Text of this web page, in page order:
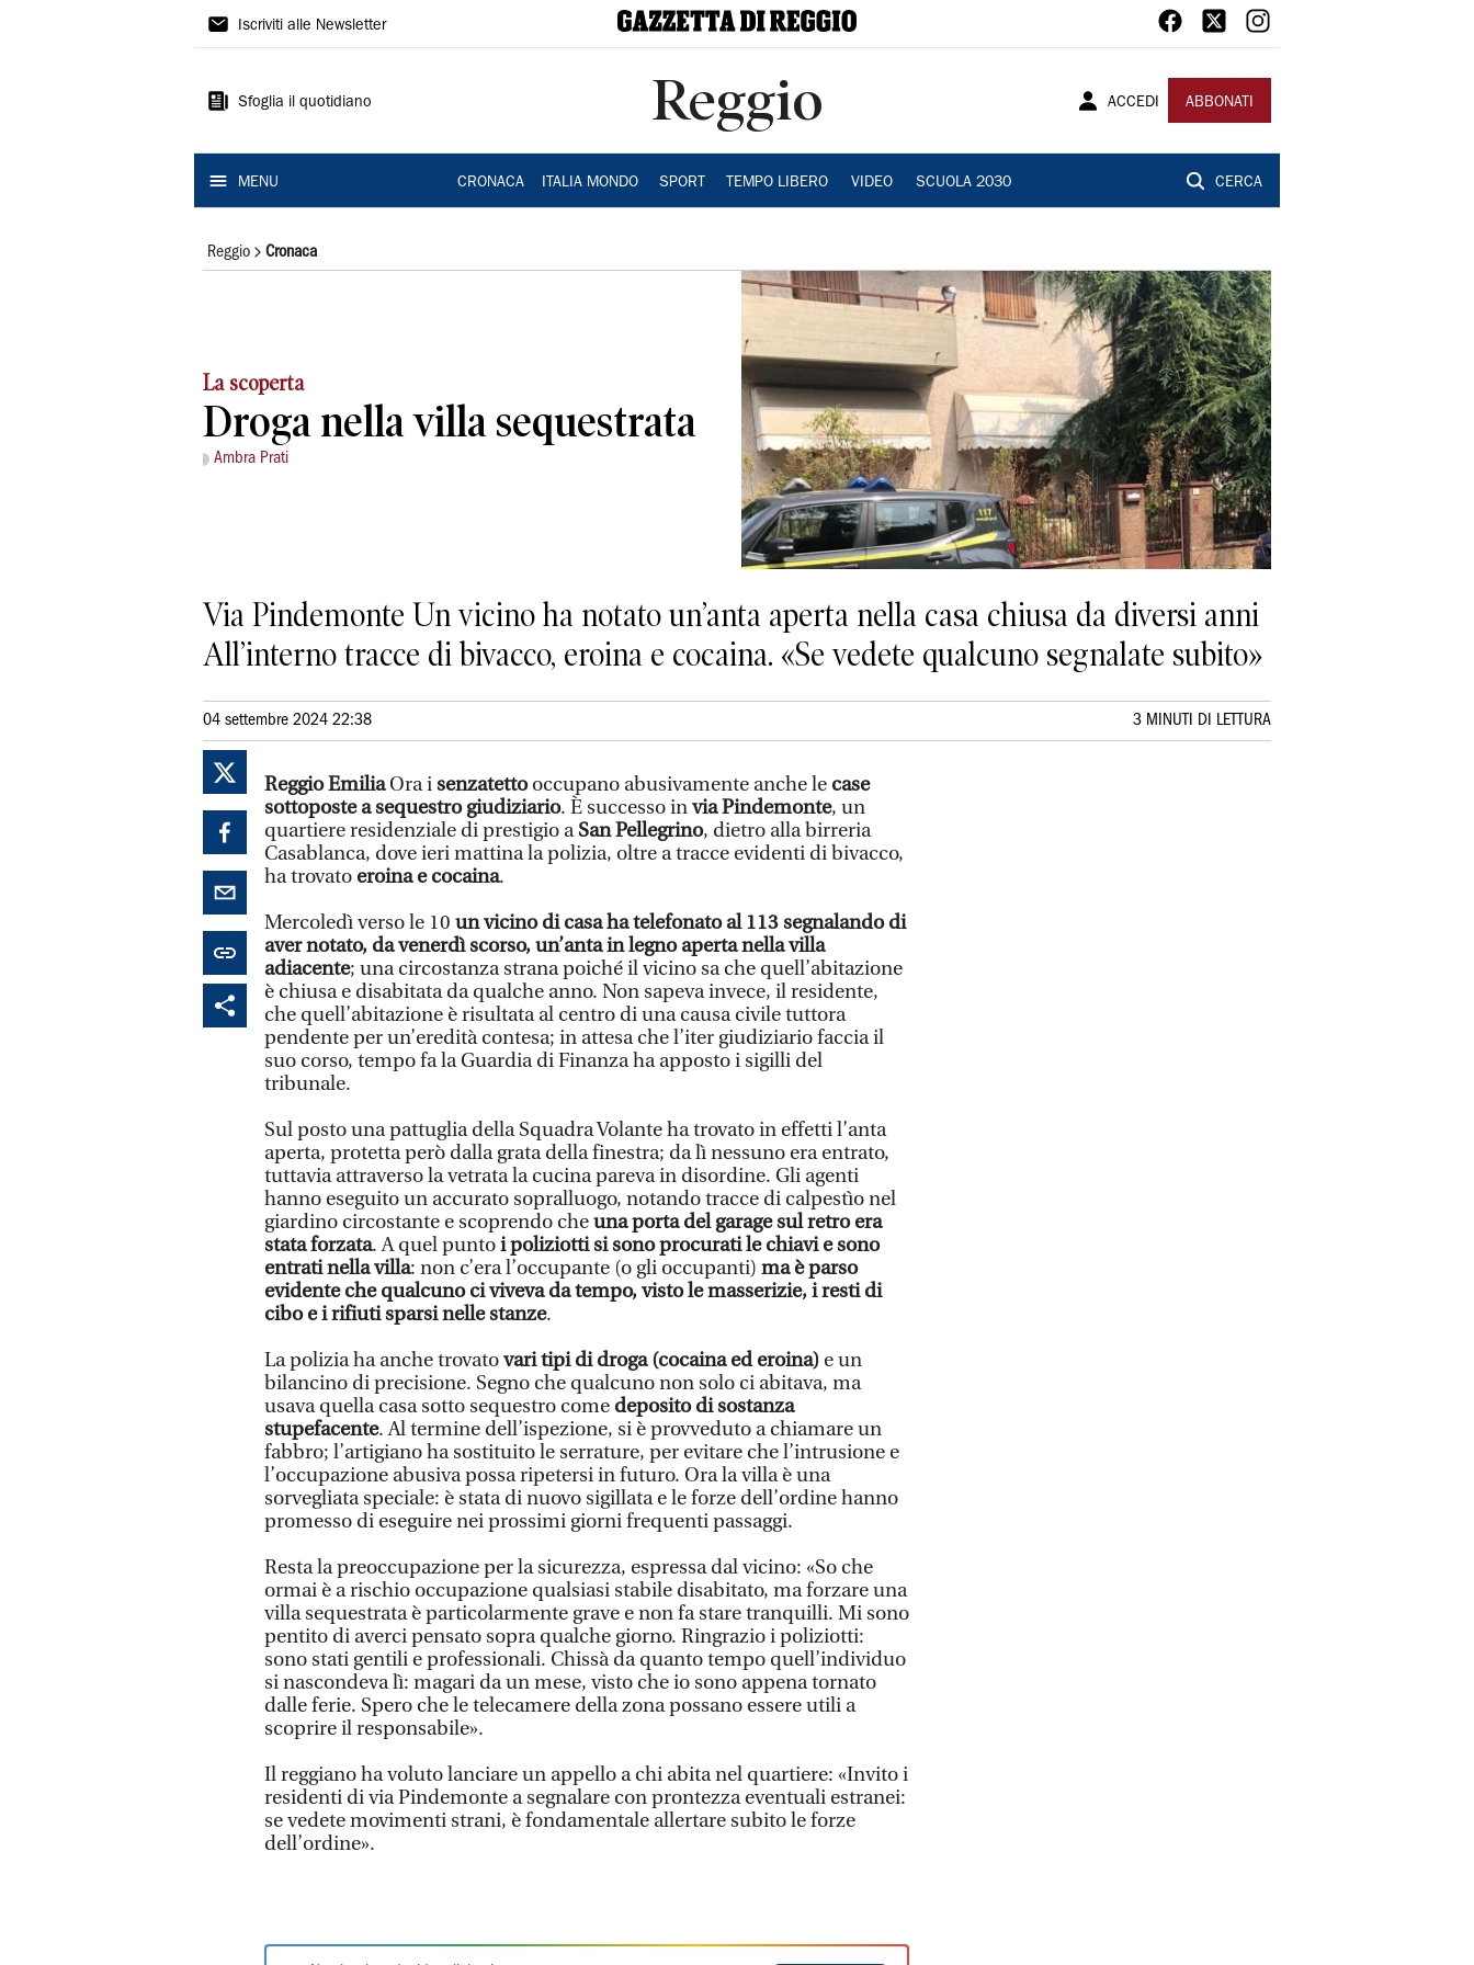
Gazzetta
Reggio
Iscriviti alle Newsletter
Sfoglia il quotidiano Reggio ACCEDI ABBONATI
MENU CRONACA ITALIA MONDO SPORT TEMPO LIBERO VIDEO SCUOLA 2030 CERCA
Reggio Cronaca
La scoperta
Droga nella villa sequestrata
Ambra Prati
Via Pindemonte Un vicino ha notato un’anta aperta nella casa chiusa da diversi anni
All’interno tracce di bivacco, eroina e cocaina. «Se vedete qualcuno segnalate subito»
04 settembre 2024 22:38 3 MINUTI DI LETTURA
Reggio EmiliaOra isenzatettooccupano abusivamente anche le case
sottoposte a sequestro giudiziario. È successo invia Pindemonte, un
quartiere residenziale di prestigio aSan Pellegrino, dietro alla birreria
Casablanca, dove ieri mattina la polizia, oltre a tracce evidenti di bivacco,
ha trovato eroina e cocaina.
Mercoledì verso le 10 un vicino di casa ha telefonato al 113 segnalando di
aver notato, da venerdì scorso, un’anta in legno aperta nella villa
adiacente; una circostanza strana poiché il vicino sa che quell’abitazione
è chiusa e disabitata da qualche anno. Non sapeva invece, il residente,
che quell’abitazione è risultata al centro di una causa civile tuttora
pendente per un’eredità contesa; in attesa che l’iter giudiziario faccia il
suo corso, tempo fa la Guardia di Finanza ha apposto i sigilli del
tribunale.
Sul posto una pattuglia della Squadra Volante ha trovato in effetti l’anta
aperta, protetta però dalla grata della finestra; da lì nessuno era entrato,
tuttavia attraverso la vetrata la cucina pareva in disordine. Gli agenti
hanno eseguito un accurato sopralluogo, notando tracce di calpestìo nel
giardino circostante e scoprendo cheuna porta del garage sul retro era
stata forzata. A quel puntoi poliziotti si sono procurati le chiavi e sono
entrati nella villa: non c’era l’occupante (o gli occupanti) ma è parso
evidente che qualcuno ci viveva da tempo, visto le masserizie, i resti di
cibo e i rifiuti sparsi nelle stanze.
La polizia ha anche trovatovari tipi di droga (cocaina ed eroina) e un
bilancino di precisione. Segno che qualcuno non solo ci abitava, ma
usava quella casa sotto sequestro come deposito di sostanza
stupefacente. Al termine dell’ispezione, si è provveduto a chiamare un
fabbro; l’artigiano ha sostituito le serrature, per evitare che l’intrusione e
l’occupazione abusiva possa ripetersi in futuro. Ora la villa è una
sorvegliata speciale: è stata di nuovo sigillata e le forze dell’ordine hanno
promesso di eseguire nei prossimi giorni frequenti passaggi.
Resta la preoccupazione per la sicurezza, espressa dal vicino: «So che
ormai è a rischio occupazione qualsiasi stabile disabitato, ma forzare una
villa sequestrata è particolarmente grave e non fa stare tranquilli. Mi sono
pentito di averci pensato sopra qualche giorno. Ringrazio i poliziotti:
sono stati gentili e professionali. Chissà da quanto tempo quell’individuo
si nascondeva lì: magari da un mese, visto che io sono appena tornato
dalle ferie. Spero che le telecamere della zona possano essere utili a
scoprire il responsabile».
Il reggiano ha voluto lanciare un appello a chi abita nel quartiere: «Invito i
residenti di via Pindemonte a segnalare con prontezza eventuali estranei:
se vedete movimenti strani, è fondamentale allertare subito le forze
dell’ordine».